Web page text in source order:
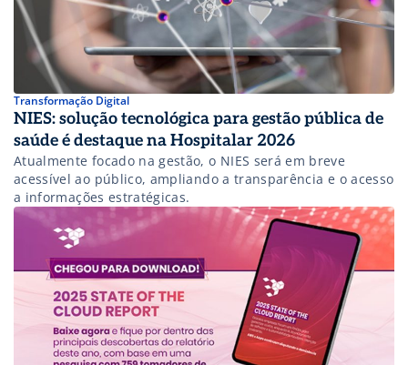
Transformação Digital
NIES: solução tecnológica para gestão pública de
saúde é destaque na Hospitalar 2026
Atualmente focado na gestão, o NIES será em breve
acessível ao público, ampliando a transparência e o acesso
a informações estratégicas.